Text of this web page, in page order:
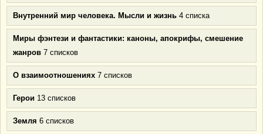
Внутренний мир человека. Мысли и жизнь 4 списка
Миры фэнтези и фантастики: каноны, апокрифы, смешение
жанров 7 списков
О взаимоотношениях 7 списков
Герои 13 списков
Земля 6 списков